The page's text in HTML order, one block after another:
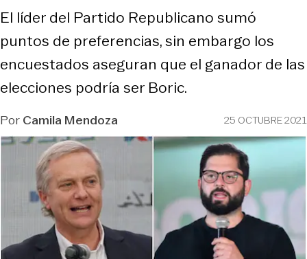
El líder del Partido Republicano sumó
puntos de preferencias, sin embargo los
encuestados aseguran que el ganador de las
elecciones podría ser Boric.
PorCamila Mendoza 25 OCTUBRE 2021